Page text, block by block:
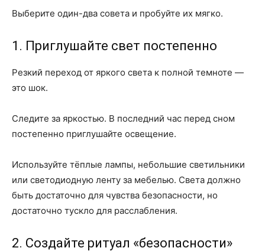
Выберите один-два совета и пробуйте их мягко.
1. Приглушайте свет постепенно
Резкий переход от яркого света к полной темноте —
это шок.
Следите за яркостью. В последний час перед сном
постепенно приглушайте освещение.
Используйте тёплые лампы, небольшие светильники
или светодиодную ленту за мебелью. Света должно
быть достаточно для чувства безопасности, но
достаточно тускло для расслабления.
2. Создайте ритуал «безопасности»